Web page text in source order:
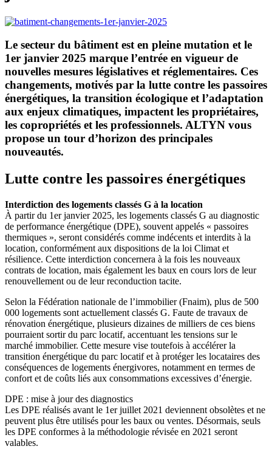
Le secteur du bâtiment est en pleine mutation et le
1er janvier 2025 marque l’entrée en vigueur de
nouvelles mesures législatives et réglementaires. Ces
changements, motivés par la lutte contre les passoires
énergétiques, la transition écologique et l’adaptation
aux enjeux climatiques, impactent les propriétaires,
les copropriétés et les professionnels. ALTYN vous
propose un tour d’horizon des principales
nouveautés.
Lutte contre les passoires énergétiques
Interdiction des logements classés G à la location
À partir du 1er janvier 2025, les logements classés G au diagnostic
de performance énergétique (DPE), souvent appelés « passoires
thermiques », seront considérés comme indécents et interdits à la
location, conformément aux dispositions de la loi Climat et
résilience. Cette interdiction concernera à la fois les nouveaux
contrats de location, mais également les baux en cours lors de leur
renouvellement ou de leur reconduction tacite.
Selon la Fédération nationale de l’immobilier (Fnaim), plus de 500
000 logements sont actuellement classés G. Faute de travaux de
rénovation énergétique, plusieurs dizaines de milliers de ces biens
pourraient sortir du parc locatif, accentuant les tensions sur le
marché immobilier. Cette mesure vise toutefois à accélérer la
transition énergétique du parc locatif et à protéger les locataires des
conséquences de logements énergivores, notamment en termes de
confort et de coûts liés aux consommations excessives d’énergie.
DPE : mise à jour des diagnostics
Les DPE réalisés avant le 1er juillet 2021 deviennent obsolètes et ne
peuvent plus être utilisés pour les baux ou ventes. Désormais, seuls
les DPE conformes à la méthodologie révisée en 2021 seront
valables.